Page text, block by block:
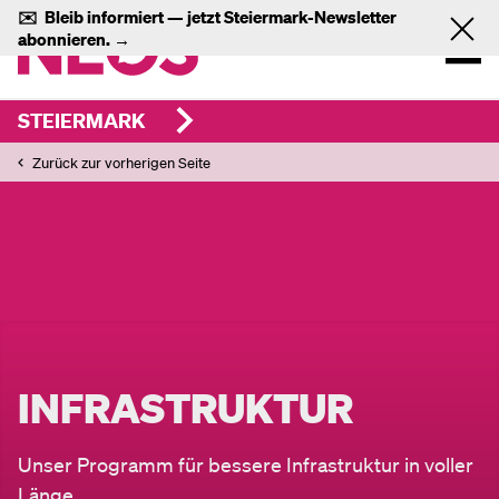
✉️ Bleib informiert — jetztSteiermark-Newsletter
abonnieren. →
STEIERMARK
Zurück zur vorherigen Seite
INFRASTRUKTUR
Unser Programm für bessere Infrastruktur in voller